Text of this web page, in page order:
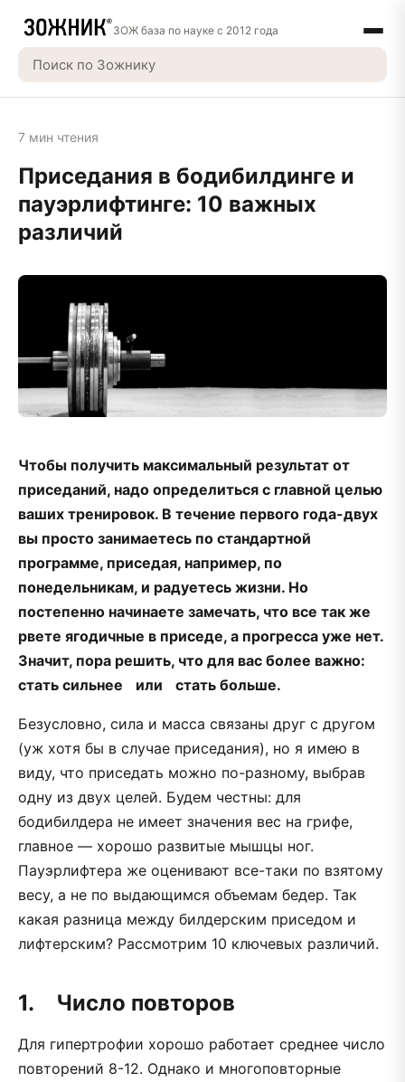
ЗОЖ база по науке с 2012 года
7 мин чтения
Приседания в бодибилдинге и
пауэрлифтинге: 10 важных
различий
Чтобы получить максимальный результат от
приседаний, надо определиться с главной целью
ваших тренировок. В течение первого года-двух
вы просто занимаетесь по стандартной
программе, приседая, например, по
понедельникам, и радуетесь жизни. Но
постепенно начинаете замечать, что все так же
рвете ягодичные в приседе, а прогресса уже нет.
Значит, пора решить, что для вас более важно:
стать сильнее или стать больше.
Безусловно, сила и масса связаны друг с другом
(уж хотя бы в случае приседания), но я имею в
виду, что приседать можно по-разному, выбрав
одну из двух целей. Будем честны: для
бодибилдера не имеет значения вес на грифе,
главное — хорошо развитые мышцы ног.
Пауэрлифтера же оценивают все-таки по взятому
весу, а не по выдающимся объемам бедер. Так
какая разница между билдерским приседом и
лифтерским? Рассмотрим 10 ключевых различий.
1. Число повторов
Для гипертрофии хорошо работает среднее число
повторений 8-12. Однако и многоповторные